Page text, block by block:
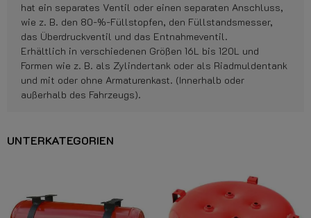
hat ein separates Ventil oder einen separaten Anschluss,
wie z. B. den 80-%-Füllstopfen, den Füllstandsmesser,
das Überdruckventil und das Entnahmeventil.
Erhältlich in verschiedenen Größen 16L bis 120L und
Formen wie z. B. als Zylindertank oder als Riadmuldentank
und mit oder ohne Armaturenkast. (Innerhalb oder
außerhalb des Fahrzeugs).
UNTERKATEGORIEN